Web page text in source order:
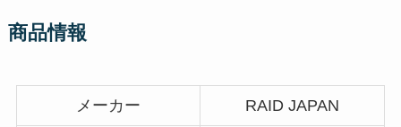
商品情報
メーカー RAID JAPAN